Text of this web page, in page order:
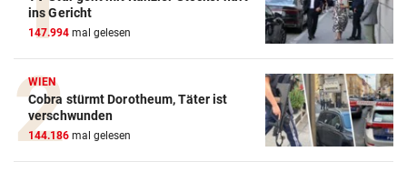
ins Gericht
147.994 mal gelesen
WIEN
Cobra stürmt Dorotheum, Täter ist
verschwunden
144.186 mal gelesen
Action-Cam Vergleich
ZUM VERGLEICH
Crosstrainer Vergleich
ZUM VERGLEICH
E-Bike Vergleich
ZUM VERGLEICH